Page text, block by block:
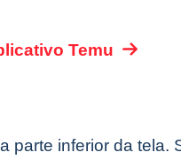
Temu
parte inferior da tela.